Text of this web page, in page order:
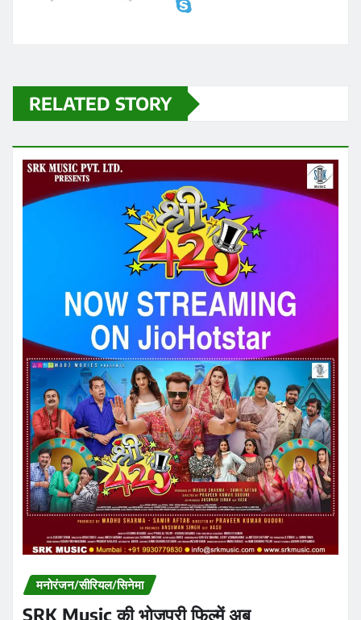
RELATED STORY
मनोरंजन/सीरियल/सिनेमा
SRK Music की भोजपुरी फिल्में अब